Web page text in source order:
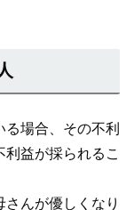
場合、その不利
益が採られるこ
んが優しくなり